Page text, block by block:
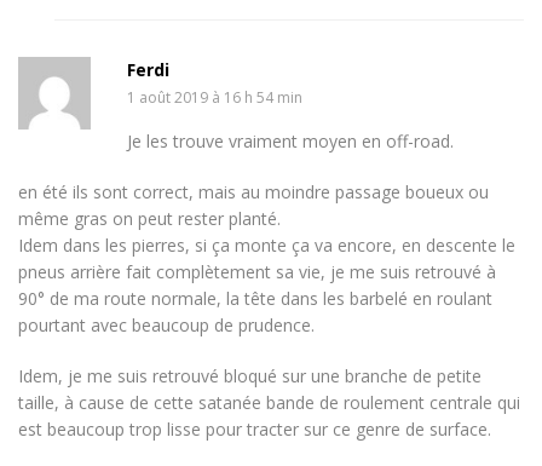
Ferdi
1 août 2019 à 16 h 54 min
Je les trouve vraiment moyen en off-road.
en été ils sont correct, mais au moindre passage boueux ou
même gras on peut rester planté.
Idem dans les pierres, si ça monte ça va encore, en descente le
pneus arrière fait complètement sa vie, je me suis retrouvé à
90° de ma route normale, la tête dans les barbelé en roulant
pourtant avec beaucoup de prudence.
Idem, je me suis retrouvé bloqué sur une branche de petite
taille, à cause de cette satanée bande de roulement centrale qui
est beaucoup trop lisse pour tracter sur ce genre de surface.